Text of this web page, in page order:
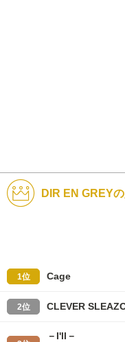
DIR EN GREY
1位 Cage
2位 CLEVER
－I'll－